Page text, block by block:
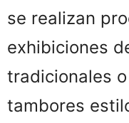
se realizan
exhibiciones
tradicionales
tambores